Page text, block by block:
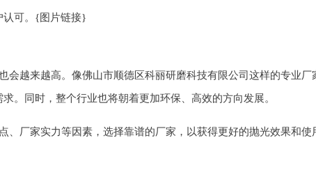
认可。{图片链接}
会越来越高。像佛山市顺德区科丽研磨科技有限公司这样的专业厂
。同时，整个行业也将朝着更加环保、高效的方向发展。
厂家实力等因素，选择靠谱的厂家，以获得更好的抛光效果和使